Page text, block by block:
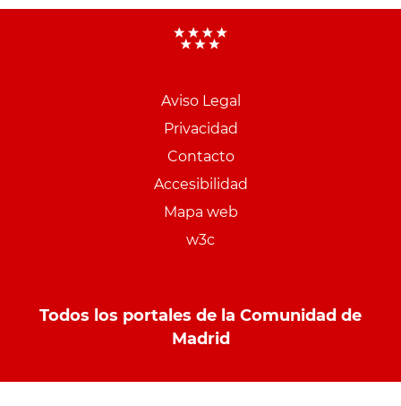
Aviso Legal
Privacidad
Contacto
Accesibilidad
Mapa web
w3c
Todos los portales de la Comunidad de
Madrid